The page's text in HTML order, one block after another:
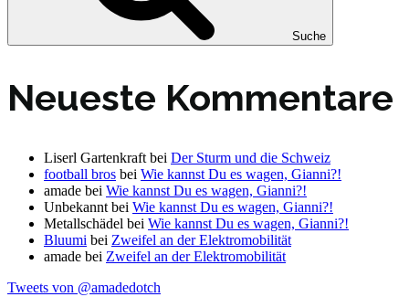
Suche
Neueste Kommentare
Liserl Gartenkraft bei Der Sturm und die Schweiz
football bros bei Wie kannst Du es wagen, Gianni?!
amade bei Wie kannst Du es wagen, Gianni?!
Unbekannt bei Wie kannst Du es wagen, Gianni?!
Metallschädel bei Wie kannst Du es wagen, Gianni?!
Bluumi bei Zweifel an der Elektromobilität
amade bei Zweifel an der Elektromobilität
Tweets von @amadedotch